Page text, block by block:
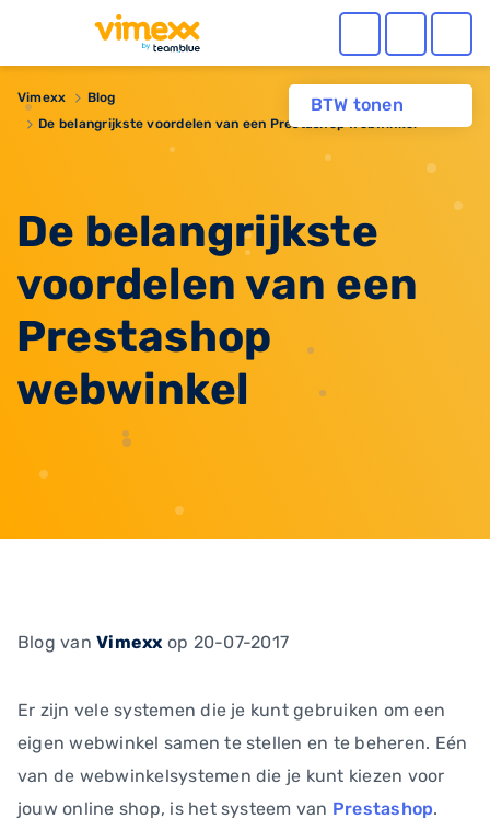
BTW tonen
Vimexx
Blog
De belangrijkste voordelen van een Prestashop webwinkel
De belangrijkste
voordelen van een
Prestashop
webwinkel
Blog vanVimexx op 20-07-2017
Er zijn vele systemen die je kunt gebruiken om een
eigen webwinkel samen te stellen en te beheren. Eén
van de webwinkelsystemen die je kunt kiezen voor
jouw online shop, is het systeem van Prestashop.